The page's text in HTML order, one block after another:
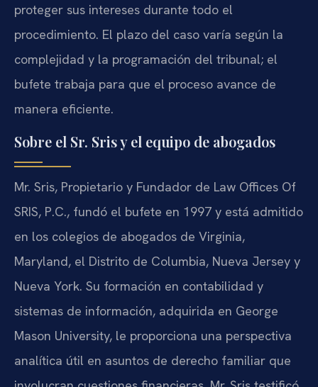
proteger sus intereses durante todo el
procedimiento. El plazo del caso varía según la
complejidad y la programación del tribunal; el
bufete trabaja para que el proceso avance de
manera eficiente.
Sobre el Sr. Sris y el equipo de abogados
Mr. Sris, Propietario y Fundador de Law Offices Of
SRIS, P.C., fundó el bufete en 1997 y está admitido
en los colegios de abogados de Virginia,
Maryland, el Distrito de Columbia, Nueva Jersey y
Nueva York. Su formación en contabilidad y
sistemas de información, adquirida en George
Mason University, le proporciona una perspectiva
analítica útil en asuntos de derecho familiar que